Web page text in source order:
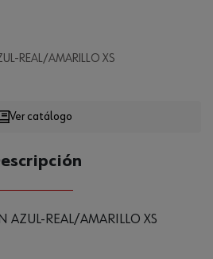
REAL/AMARILLO XS
Ver catálogo
AZUL-REAL/AMARILLO XS